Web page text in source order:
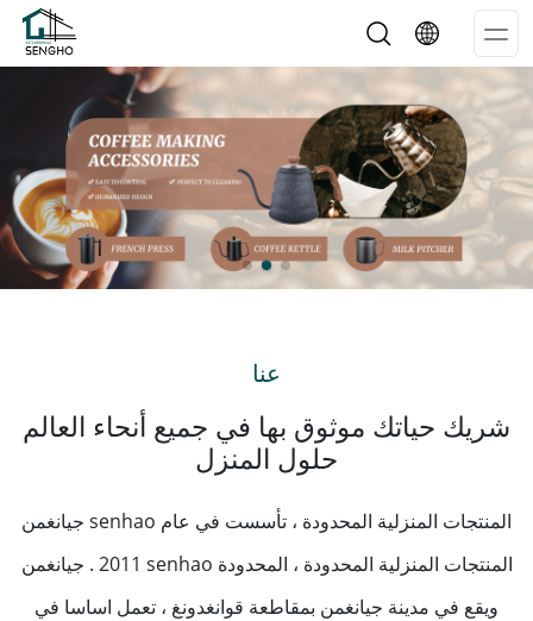
عنا
شريك حياتك موثوق بها في جميع أنحاء العالم
حلول المنزل
جيانغمن senhao المنتجات المنزلية المحدودة ، تأسست في عام
2011 . جيانغمن senhao المنتجات المنزلية المحدودة ، المحدودة
ويقع في مدينة جيانغمن بمقاطعة قوانغدونغ ، تعمل اساسا في